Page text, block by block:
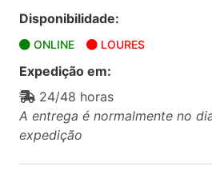
Disponibilidade:
ONLINE LOURES
Expedição em:
24/48 horas
A entrega é normalmente no
expedição